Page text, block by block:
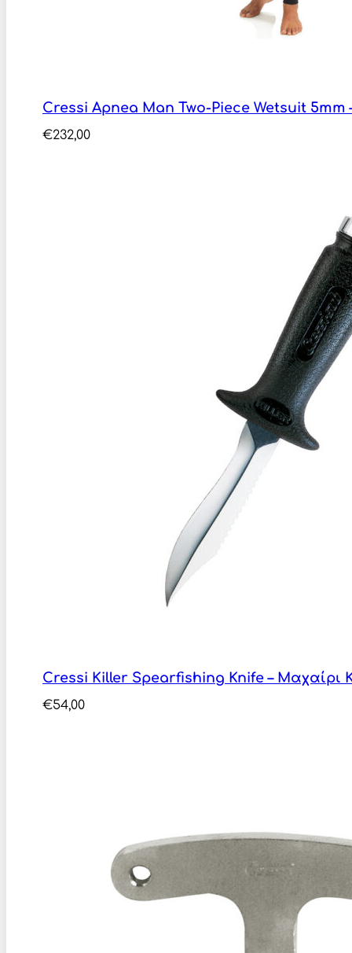
Cressi Apnea Man Two-Piece Wetsuit
€232,00
Cressi Killer Spearfishing Knife – Μαχαίρι
€54,00